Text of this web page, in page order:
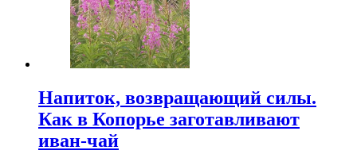
Напиток, возвращающий силы.
Как в Копорье заготавливают
иван-чай